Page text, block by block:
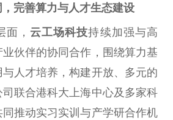
完善算力与人才生态建设
面， 云工场科技持续加强与高
伙伴的协同合作，围绕算力基
人才培养，构建开放、多元的
联合港科大上海中心及多家科
推动实习 实训与产学研合作机